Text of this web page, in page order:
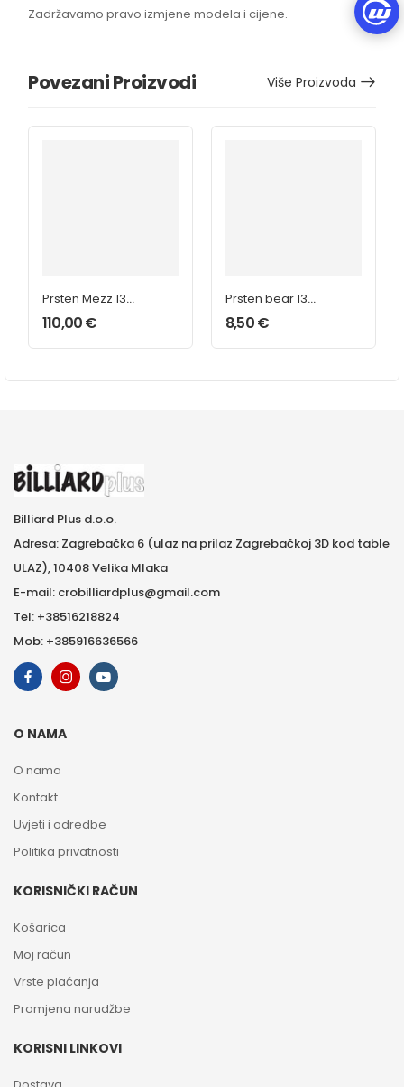
Zadržavamo pravo izmjene modela i cijene.
Povezani Proizvodi Više Proizvoda
Prsten Mezz 13
mm
110,00€
Prsten bear 13
mm
8,50€
Billiard Plus d.o.o.
Adresa: Zagrebačka 6 (ulaz na prilaz Zagrebačkoj 3D kod table
ULAZ), 10408 Velika Mlaka
E-mail: crobilliardplus@gmail.com
Tel: +38516218824
Mob: +385916636566
O NAMA
O nama
Kontakt
Uvjeti i odredbe
Politika privatnosti
KORISNIČKI RAČUN
Košarica
Moj račun
Vrste plaćanja
Promjena narudžbe
KORISNI LINKOVI